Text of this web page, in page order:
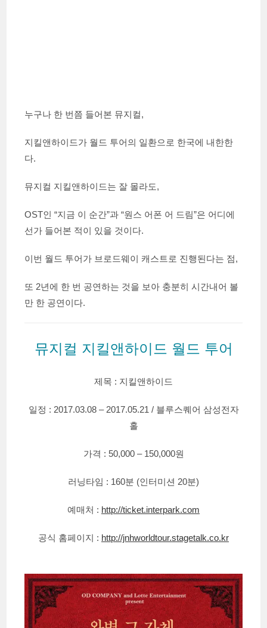
누구나 한 번쯤 들어본 뮤지컬,
지킬앤하이드가 월드 투어의 일환으로 한국에 내한한
다.
뮤지컬 지킬앤하이드는 잘 몰라도,
OST인 “지금 이 순간”과 “원스 어폰 어 드림”은 어디에
선가 들어본 적이 있을 것이다.
이번 월드 투어가 브로드웨이 캐스트로 진행된다는 점,
또 2년에 한 번 공연하는 것을 보아 충분히 시간내어 볼
만 한 공연이다.
뮤지컬 지킬앤하이드 월드 투어
제목 : 지킬앤하이드
일정 : 2017.03.08 – 2017.05.21 / 블루스퀘어 삼성전자
홀
가격 : 50,000 – 150,000원
러닝타임 : 160분 (인터미션 20분)
예매처 : http://ticket.interpark.com
공식 홈페이지 : http://jnhworldtour.stagetalk.co.kr